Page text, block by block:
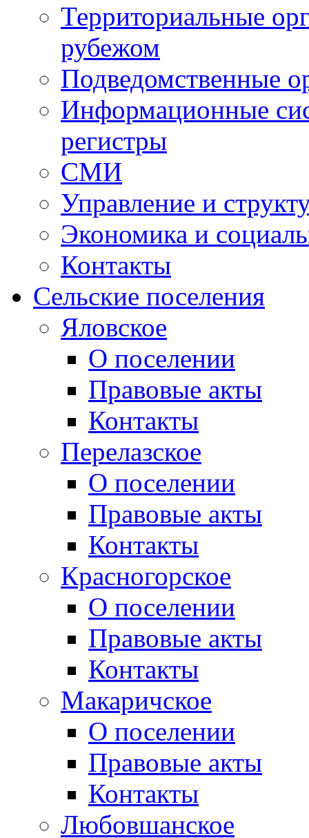
Территориальные
рубежом
Подведомственные
Информационные
регистры
СМИ
Управление и
Экономика и
Контакты
Сельские поселения
Яловское
О поселении
Правовые акты
Контакты
Перелазское
О поселении
Правовые акты
Контакты
Красногорское
О поселении
Правовые акты
Контакты
Макаричское
О поселении
Правовые акты
Контакты
Любовшанское